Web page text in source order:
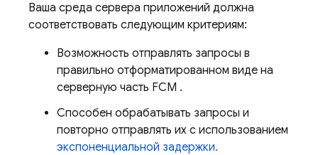
Ваша среда сервера приложений должна
соответствовать следующим критериям:
Возможность отправлять запросы в
правильно отформатированном виде на
серверную часть FCM .
Способен обрабатывать запросы и
повторно отправлять их с использованием
экспоненциальной задержки.